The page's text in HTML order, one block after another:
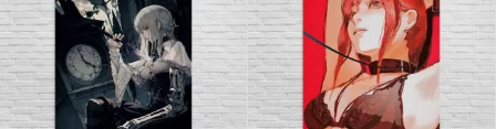
Розмір: 120x80 Ціна: 2050 грн Розмір: 120x80 Ціна: 2050 грн